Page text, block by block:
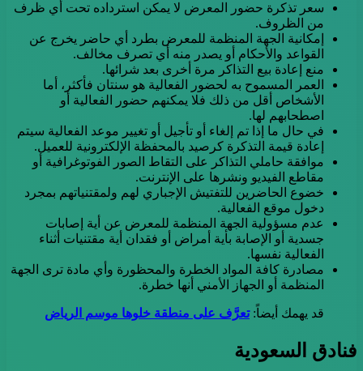
سعر تذكرة حضور المعرض لا يمكن استرداده تحت أي ظرف
من الظروف.
إمكانية الجهة المنظمة للمعرض بطرد أي حاضر يخرج عن
القواعد والأحكام أو يصدر منه أي تصرف مخالف.
منع إعادة بيع التذاكر مرة أخرى بعد شرائها.
العمر المسموح به لحضور الفعالية هو سنتان فأكثر، أما
الأشخاص أقل من ذلك فلا يمكنهم حضور الفعالية أو
اصطحابهم لها.
في حال ما إذا تم إلغاء أو تأجيل أو تغيير موعد الفعالية سيتم
إعادة قيمة التذكرة كرصيد بالمحفظة الإلكترونية للعميل.
موافقة حاملي التذاكر على التقاط الصور الفوتوغرافية أو
مقاطع الفيديو ونشرها على الإنترنت.
خضوع الحاضرين للتفتيش الإجباري لهم ولمقتنياتهم بمجرد
دخول موقع الفعالية.
عدم مسؤولية الجهة المنظمة للمعرض عن أية إصابات
جسدية أو الإصابة بأية أمراض أو فقدان أية مقتنيات أثناء
الفعالية نفسها.
مصادرة كافة المواد الخطرة والمحظورة وأي مادة ترى الجهة
المنظمة أو الجهاز الأمني أنها خطرة.
قد يهمك أيضاً:تعرَّف على منطقة خلوها موسم الرياض
فنادق السعودية